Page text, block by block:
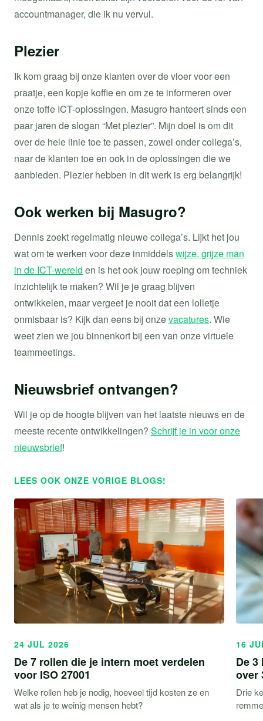
accountmanager, die ik nu vervul.
Plezier
Ik kom graag bij onze klanten over de vloer voor een
praatje, een kopje koffie en om ze te informeren over
onze toffe ICT-oplossingen. Masugro hanteert sinds een
paar jaren de slogan “Met plezier”. Mijn doel is om dit
over de hele linie toe te passen, zowel onder collega’s,
naar de klanten toe en ook in de oplossingen die we
aanbieden. Plezier hebben in dit werk is erg belangrijk!
​Ook werken bij Masugro?
Dennis zoekt regelmatig nieuwe collega’s. Lijkt het jou
wat om te werken voor deze inmiddelswijze, grijze man
in de ICT-wereld en is het ook jouw roeping om techniek
inzichtelijk te maken? Wil je je graag blijven
ontwikkelen, maar vergeet je nooit dat een lolletje
onmisbaar is? Kijk dan eens bij onzevacatures. Wie
weet zien we jou binnenkort bij een van onze virtuele
teammeetings.
Nieuwsbrief ontvangen?
Wil je op de hoogte blijven van het laatste nieuws en de
meeste recente ontwikkelingen? Schrijf je in voor onze
nieuwsbrief!
LEES OOK ONZE VORIGE BLOGS!
24 JUL 2026
De 7 rollen die je intern moet verdelen
voor ISO 27001
Welke rollen heb je nodig, hoeveel tijd kosten ze en
wat als je te weinig mensen hebt?
16
De 3
over
Drie